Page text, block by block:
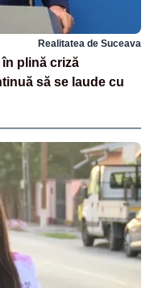
Realitatea de Suceava
în plină criză
să se laude cu